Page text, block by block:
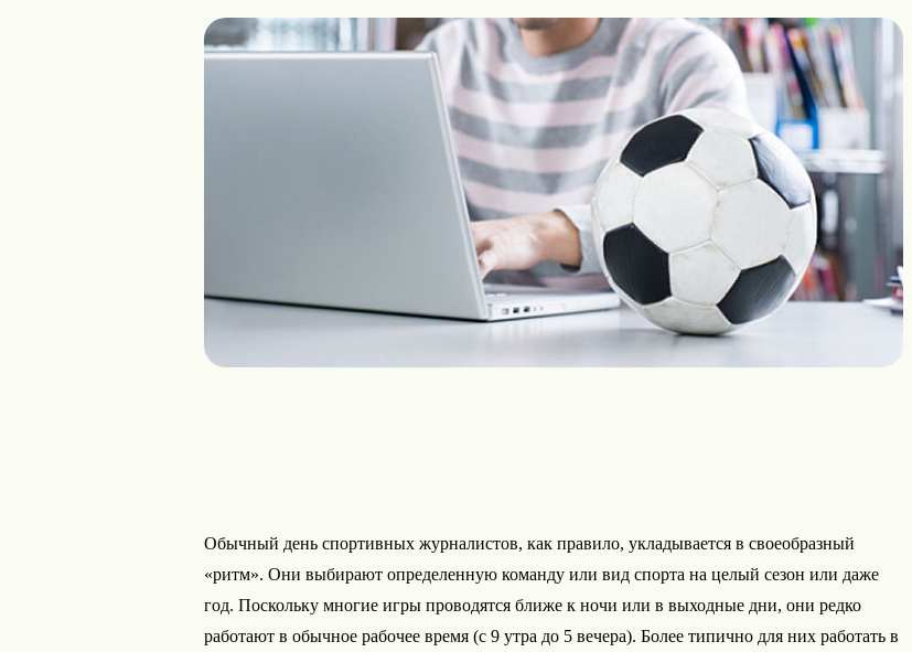
Обычный день спортивных журналистов, как правило, укладывается в своеобразный
«ритм». Они выбирают определенную команду или вид спорта на целый сезон или даже
год. Поскольку многие игры проводятся ближе к ночи или в выходные дни, они редко
работают в обычное рабочее время (с 9 утра до 5 вечера). Более типично для них работать в